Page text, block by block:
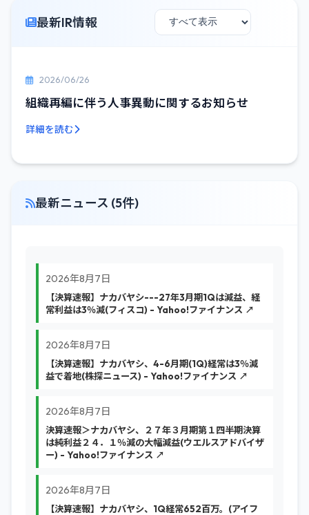
最新IR情報
2026/06/26
組織再編に伴う人事異動に関するお知らせ
詳細を読む
最新ニュース (5件)
2026年8月7日
【決算速報】ナカバヤシ---27年3月期1Qは減益、経
常利益は3％減(フィスコ) - Yahoo!ファイナンス ↗
2026年8月7日
【決算速報】ナカバヤシ、4-6月期(1Q)経常は3％減
益で着地(株探ニュース) - Yahoo!ファイナンス ↗
2026年8月7日
決算速報＞ナカバヤシ、２７年３月期第１四半期決算
は純利益２４．１％減の大幅減益(ウエルスアドバイザ
ー) - Yahoo!ファイナンス ↗
2026年8月7日
【決算速報】ナカバヤシ、1Q経常652百万。(アイフ